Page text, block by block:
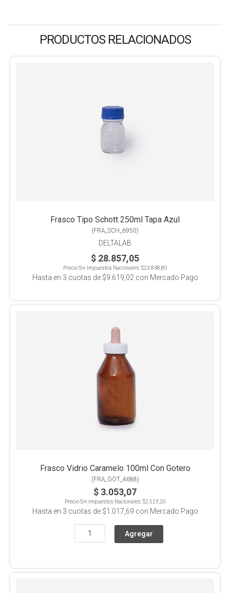
PRODUCTOS RELACIONADOS
Frasco Tipo Schott 250ml Tapa Azul
(FRA_SCH_6950)
DELTALAB
$ 28.857,05
Precio Sin Impuestos Nacionales:$23.848,80
Hasta en 3 cuotas de $9.619,02con Mercado Pago
Frasco Vidrio Caramelo 100ml Con Gotero
(FRA_GOT_4688)
$ 3.053,07
Precio Sin Impuestos Nacionales:$2.523,20
Hasta en 3 cuotas de $1.017,69 con Mercado Pago